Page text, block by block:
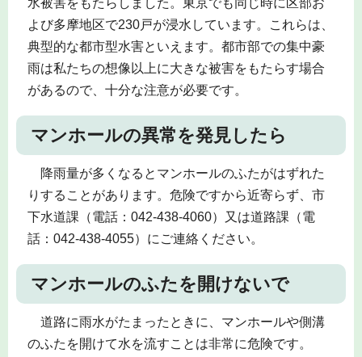
水被害をもたらしました。東京でも同じ時に区部お
よび多摩地区で230戸が浸水しています。これらは、
典型的な都市型水害といえます。都市部での集中豪
雨は私たちの想像以上に大きな被害をもたらす場合
があるので、十分な注意が必要です。
マンホールの異常を発見したら
降雨量が多くなるとマンホールのふたがはずれた
りすることがあります。危険ですから近寄らず、市
下水道課（電話：042-438-4060）又は道路課（電
話：042-438-4055）にご連絡ください。
マンホールのふたを開けないで
道路に雨水がたまったときに、マンホールや側溝
のふたを開けて水を流すことは非常に危険です。